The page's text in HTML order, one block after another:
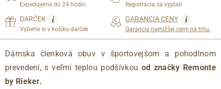
Expedujeme do 24 hodín Registrácia sa vyplatí
DARČEK i
Vyberte si v košíku darček
GARANCIA CENY i
Garancia najnižšej ceny na trhu.
Dámska členková obuv v športovejšom a pohodlnom
prevedení, s veľmi teplou podšívkou od značky Remonte
by Rieker.